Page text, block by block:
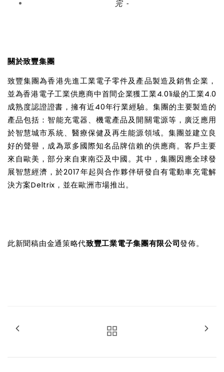
完 -
關於致豐集團
致豐集團為香港先進工業電子零件及產品製造及銷售企業，
並為香港電子工業供應商中首間企業獲工業4.01i級的工業4.0
成熟度認證證書，擁有近40年行業經驗。集團的主要製造的
產品包括：智能充電器、機電產品及開關電源等，廣泛應用
於智慧城市系統、醫療保健及再生能源領域。集團並建立良
好的聲譽，成為眾多國際知名品牌信賴的供應商。客戶主要
來自歐美，部分來自東南亞及中國。其中，集團因應全球發
展智慧經濟，於2017年起與合作夥伴研發自有電動車充電解
決方案Deltrix ，並在歐洲市場推出。
此新聞稿由金通策略代致豐工業電子集團有限公司發佈。